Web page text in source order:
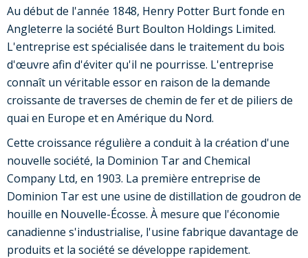
Au début de l'année 1848, Henry Potter Burt fonde en
Angleterre la société Burt Boulton Holdings Limited.
L'entreprise est spécialisée dans le traitement du bois
d'œuvre afin d'éviter qu'il ne pourrisse. L'entreprise
connaît un véritable essor en raison de la demande
croissante de traverses de chemin de fer et de piliers de
quai en Europe et en Amérique du Nord.
Cette croissance régulière a conduit à la création d'une
nouvelle société, la Dominion Tar and Chemical
Company Ltd, en 1903. La première entreprise de
Dominion Tar est une usine de distillation de goudron de
houille en Nouvelle-Écosse. À mesure que l'économie
canadienne s'industrialise, l'usine fabrique davantage de
produits et la société se développe rapidement.